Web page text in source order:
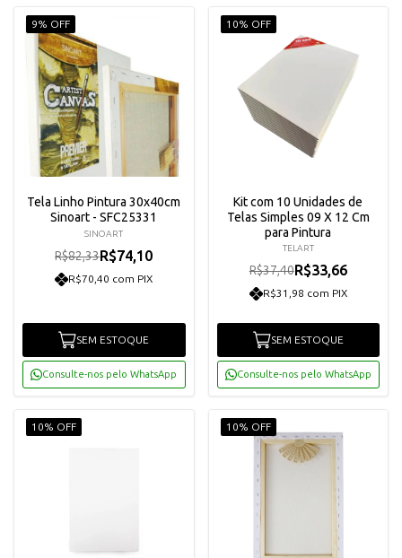
9% OFF
Tela Linho Pintura 30x40cm
Sinoart - SFC25331
SINOART
R$82,33R$74,10
R$70,40 com PIX
SEM ESTOQUE
Consulte-nos pelo WhatsApp
10% OFF
Kit com 10 Unidades de
Telas Simples 09 X 12 Cm
para Pintura
TELART
R$37,40R$33,66
R$31,98 com PIX
SEM ESTOQUE
Consulte-nos pelo WhatsApp
10% OFF 10% OFF